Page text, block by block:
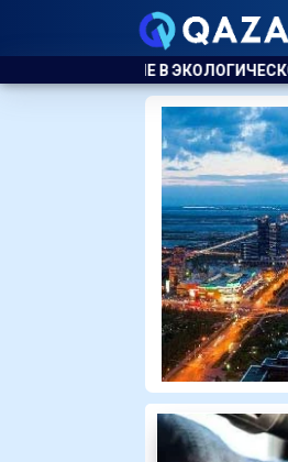
СКОТА БОЛЬШЕ, А